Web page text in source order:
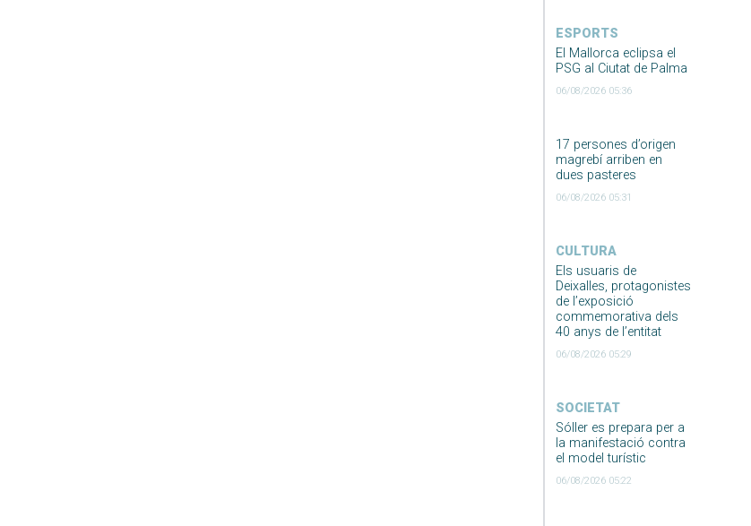
ESPORTS
El Mallorca eclipsa el
PSG al Ciutat de Palma
06/08/2026 05:36
17 persones d’origen
magrebí arriben en
dues pasteres
06/08/2026 05:31
CULTURA
Els usuaris de
Deixalles, protagonistes
de l’exposició
commemorativa dels
40 anys de l’entitat
06/08/2026 05:29
SOCIETAT
Sóller es prepara per a
la manifestació contra
el model turístic
06/08/2026 05:22